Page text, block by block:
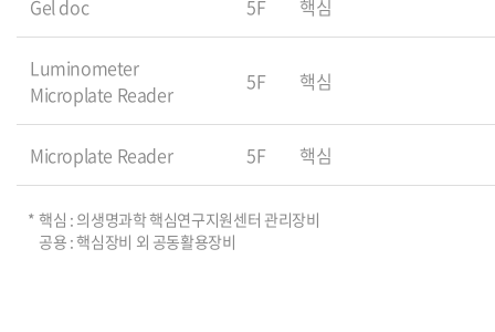
Gel doc 5F 핵심
Luminometer
Microplate Reader
5F 핵심
Microplate Reader 5F 핵심
핵심 : 의생명과학 핵심연구지원센터 관리장비
공용 : 핵심장비 외 공동활용장비